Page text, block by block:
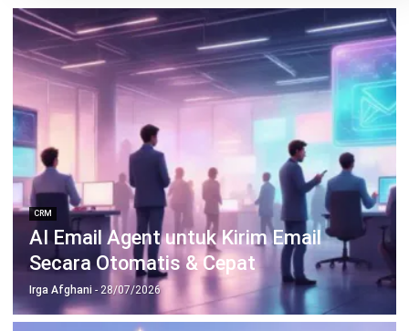
AI CRM: Pengertian, Cara Kerja,
Manfaat, dan Contohnya
- 02/07/2026